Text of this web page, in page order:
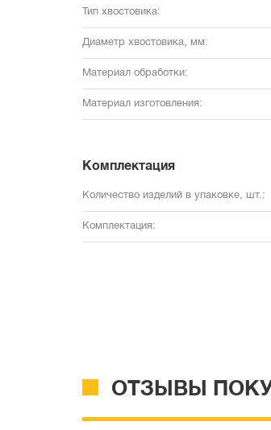
Тип хвостовика:
Диаметр хвостовика, мм:
Материал обработки:
Материал изготовления:
Комплектация
Количество изделий в упаковке, шт.:
Комплектация:
ОТЗЫВЫ